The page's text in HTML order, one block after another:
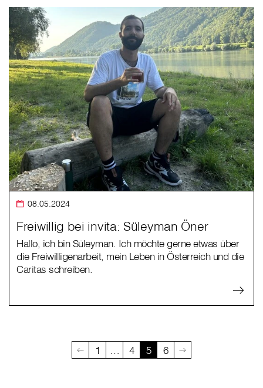
08.05.2024
Freiwillig bei invita: Süleyman Öner
Hallo, ich bin Süleyman. Ich möchte gerne etwas über
die Freiwilligenarbeit, mein Leben in Österreich und die
Caritas schreiben.
1 … 4 5 6